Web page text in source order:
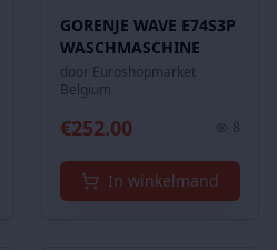
GORENJE WAVE E74S3P
WASCHMASCHINE
door Euroshopmarket
Belgium
€252.00 8
In winkelmand